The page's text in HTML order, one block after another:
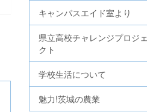
キャンパスエイド室より
県立高校チャレンジプロジェ
クト
学校生活について
魅力!茨城の農業